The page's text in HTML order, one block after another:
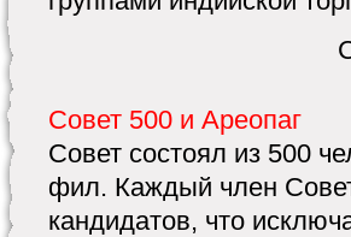
Совет 500 и Ареопаг
Совет состоял из 500
фил. Каждый член
кандидатов, что